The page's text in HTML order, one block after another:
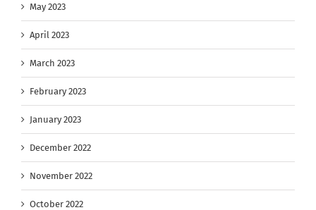
May 2023
April 2023
March 2023
February 2023
January 2023
December 2022
November 2022
October 2022